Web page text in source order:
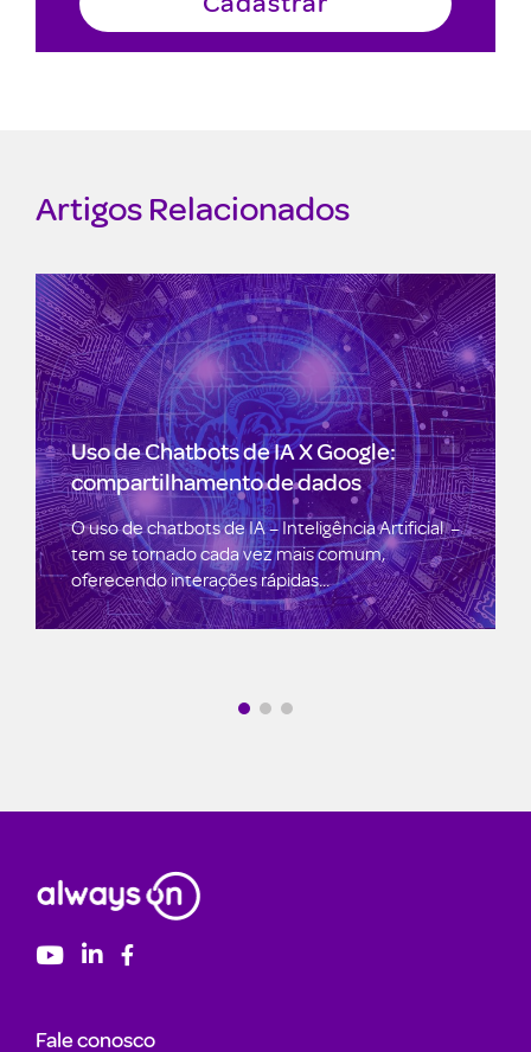
Artigos Relacionados
Uso de Chatbots de IA X Google:
compartilhamento de dados
O uso de chatbots de IA – Inteligência Artificial –
tem se tornado cada vez mais comum,
oferecendo interações rápidas...
Fale conosco